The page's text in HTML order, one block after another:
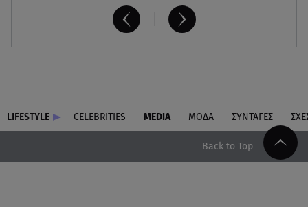
LIFESTYLE CELEBRITIES MEDIA ΜΟΔΑ ΣΥΝΤΑΓΕΣ
Back to Top